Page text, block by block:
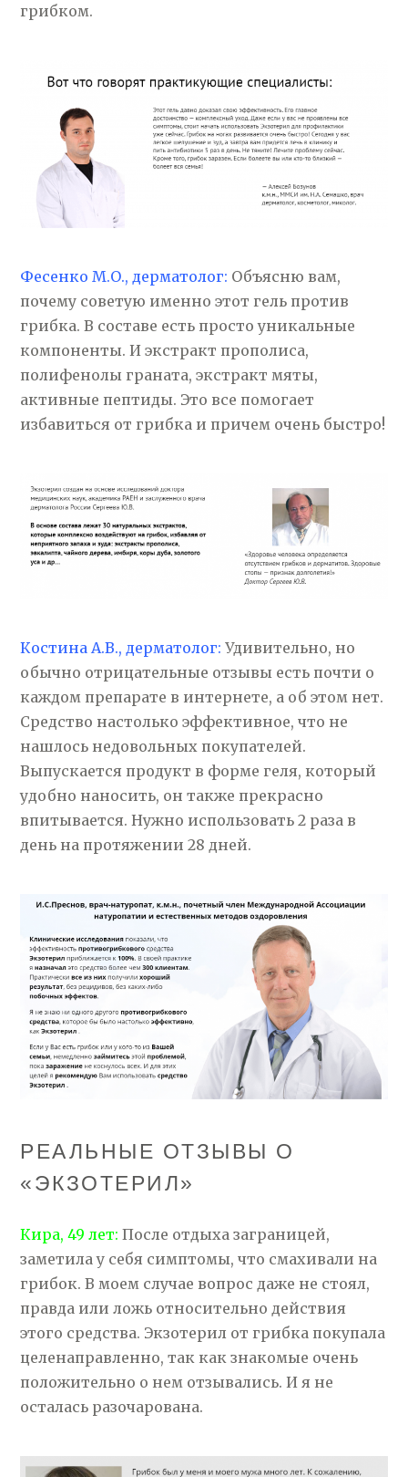
грибком.
Фесенко М.О., дерматолог: Объясню вам,
почему советую именно этот гель против
грибка. В составе есть просто уникальные
компоненты. И экстракт прополиса,
полифенолы граната, экстракт мяты,
активные пептиды. Это все помогает
избавиться от грибка и причем очень быстро!
Костина А.В., дерматолог: Удивительно, но
обычно отрицательные отзывы есть почти о
каждом препарате в интернете, а об этом нет.
Средство настолько эффективное, что не
нашлось недовольных покупателей.
Выпускается продукт в форме геля, который
удобно наносить, он также прекрасно
впитывается. Нужно использовать 2 раза в
день на протяжении 28 дней.
РЕАЛЬНЫЕ ОТЗЫВЫ О
«ЭКЗОТЕРИЛ»
Кира, 49 лет:После отдыха заграницей,
заметила у себя симптомы, что смахивали на
грибок. В моем случае вопрос даже не стоял,
правда или ложь относительно действия
этого средства. Экзотерил от грибка покупала
целенаправленно, так как знакомые очень
положительно о нем отзывались. И я не
осталась разочарована.